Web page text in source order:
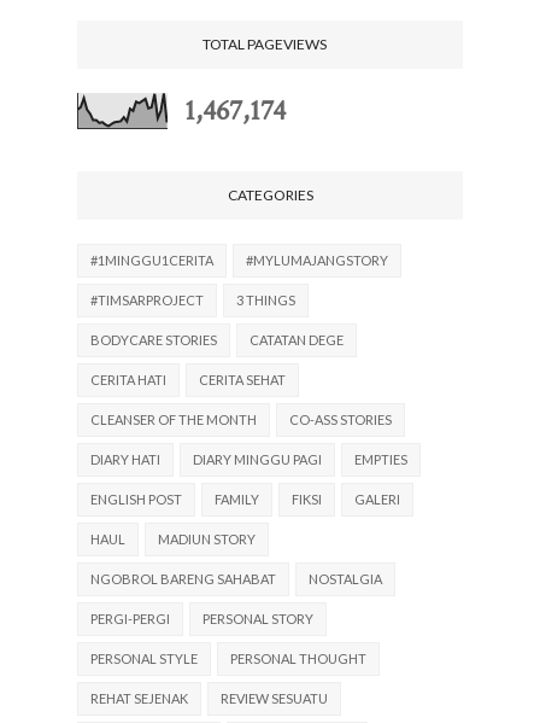
TOTAL PAGEVIEWS
1,467,174
CATEGORIES
#1MINGGU1CERITA #MYLUMAJANGSTORY
#TIMSARPROJECT 3 THINGS
BODYCARE STORIES CATATAN DEGE
CERITA HATI CERITA SEHAT
CLEANSER OF THE MONTH CO-ASS STORIES
DIARY HATI DIARY MINGGU PAGI EMPTIES
ENGLISH POST FAMILY FIKSI GALERI
HAUL MADIUN STORY
NGOBROL BARENG SAHABAT NOSTALGIA
PERGI-PERGI PERSONAL STORY
PERSONAL STYLE PERSONAL THOUGHT
REHAT SEJENAK REVIEW SESUATU